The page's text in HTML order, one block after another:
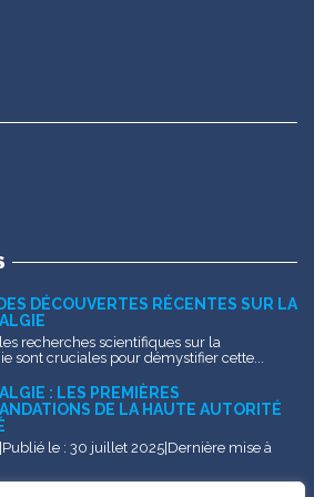
DÉCOUVERTES RÉCENTES SUR LA
recherches scientifiques sur la
sont cruciales pour démystifier cette...
: LES PREMIÈRES
DE LA HAUTE AUTORITÉ
le : 30 juillet 2025|Dernière mise à